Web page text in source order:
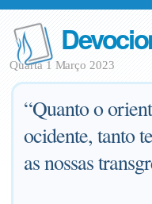
Quarta 1 Março 2023
“Quanto o
ocidente, tanto
as nossas